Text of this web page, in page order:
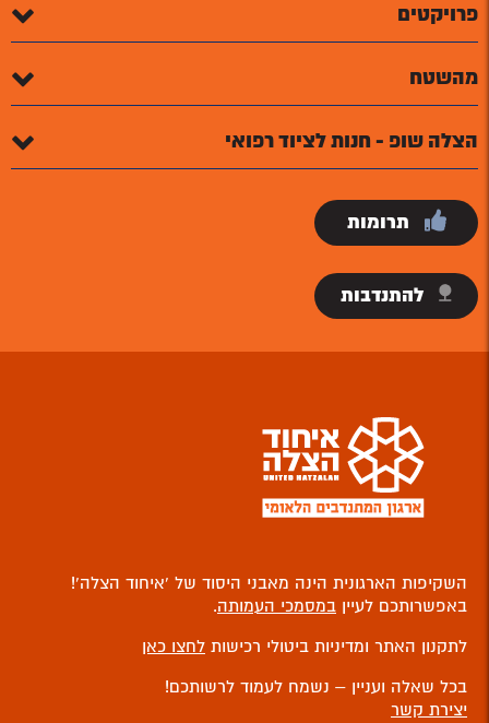
פרויקטים
מהשטח
הצלה שופ - חנות לציוד רפואי
תרומות
להתנדבות
השקיפות הארגונית הינה מאבני היסוד של ‘איחוד הצלה’!
באפשרותכם לעיין במסמכי העמותה.
לתקנון האתר ומדיניות ביטולי רכישות לחצו כאן
בכל שאלה ועניין – נשמח לעמוד לרשותכם!
יצירת קשר